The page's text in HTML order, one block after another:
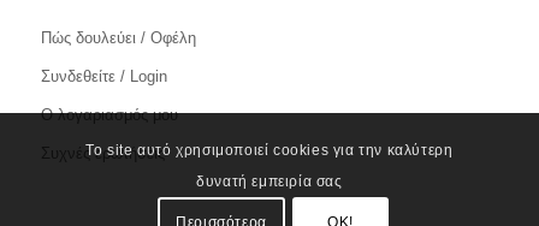
Πώς δουλεύει / Οφέλη
Συνδεθείτε / Login
Ο λογαριασμός μου
Συχνές ερωτήσεις
Το site αυτό χρησιμοποιεί cookies για την καλύτερη
δυνατή εμπειρία σας